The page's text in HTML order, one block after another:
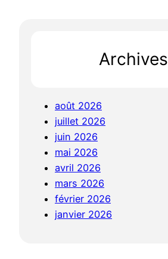
Archives
août 2026
juillet 2026
juin 2026
mai 2026
avril 2026
mars 2026
février 2026
janvier 2026